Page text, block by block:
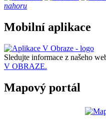
nahoru
Mobilní aplikace
Sledujte informace z našeho
V OBRAZE.
Mapový portál